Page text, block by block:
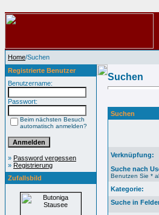
Home/Suchen
Registrierte Benutzer
Benutzername:
Passwort:
Beim nächsten Besuch
automatisch anmelden?
» Password vergessen
» Registrierung
Zufallsbild
Suchen
Suchen
Verknüpfung:
Suche nach
Benutzen Sie *
Kategorie:
Suche in